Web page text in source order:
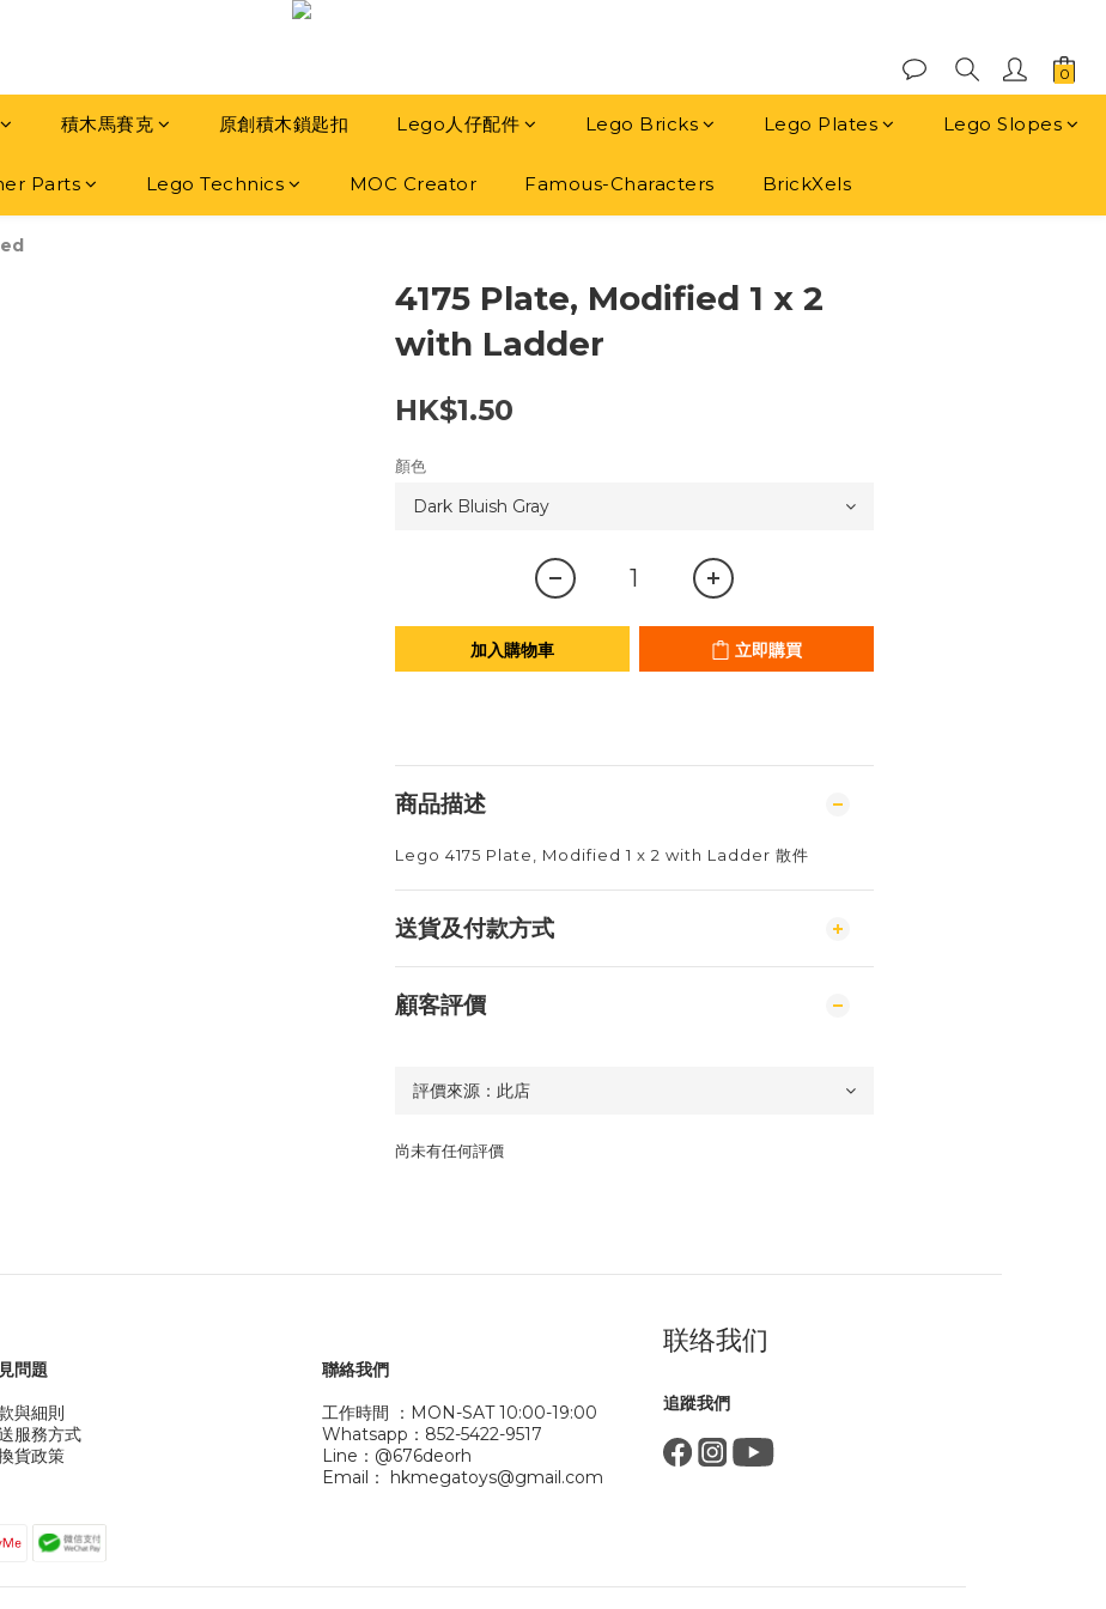
積木馬賽克 原創積木鎖匙扣 Lego人仔配件 Lego Bricks Lego Plates Lego Slopes
Parts Lego Technics MOC Creator Famous-Characters BrickXels
4175 Plate, Modified 1 x 2
with Ladder
HK$1.50
顏色
加入購物車 立即購買
商品描述
Lego 4175 Plate, Modified 1 x 2 with Ladder 散件
送貨及付款方式
顧客評價
尚未有任何評價
問題
與細則
服務方式
貨政策
聯絡我們
工作時間 ：MON-SAT 10:00-19:00
Whatsapp：852-5422-9517
Line：@676deorh
Email： hkmegatoys@gmail.com
联络我们
追蹤我們